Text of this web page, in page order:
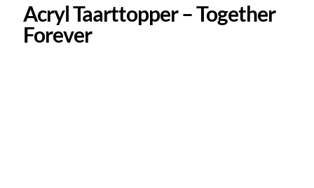
Acryl Taarttopper – Together
Forever